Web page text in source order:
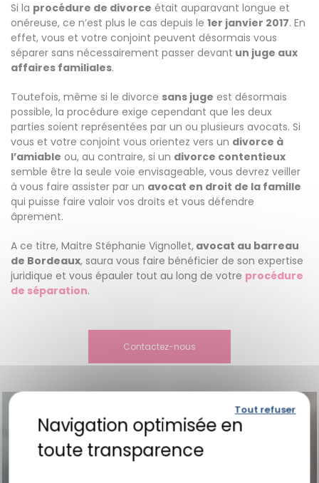
Si la procédure de divorce était auparavant longue et
onéreuse, ce n’est plus le cas depuis le 1er janvier 2017. En
effet, vous et votre conjoint peuvent désormais vous
séparer sans nécessairement passer devant un juge aux
affaires familiales.
Toutefois, même si le divorce sans juge est désormais
possible, la procédure exige cependant que les deux
parties soient représentées par un ou plusieurs avocats. Si
vous et votre conjoint vous orientez vers un divorce à
l’amiable ou, au contraire, si un divorce contentieux
semble être la seule voie envisageable, vous devrez veiller
à vous faire assister par un avocat en droit de la famille
qui puisse faire valoir vos droits et vous défendre
âprement.
A ce titre, Maitre Stéphanie Vignollet, avocat au barreau
de Bordeaux, saura vous faire bénéficier de son expertise
juridique et vous épauler tout au long de votre procédure
de séparation.
Contactez-nous
Tout refuser